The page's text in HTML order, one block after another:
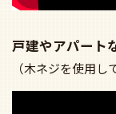
戸建やアパート
（木ネジを使用し